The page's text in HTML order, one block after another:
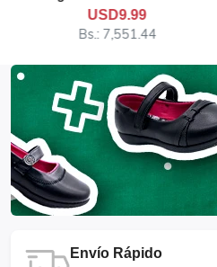
USD9.99
Bs.: 7,551.44
Envío Rápido